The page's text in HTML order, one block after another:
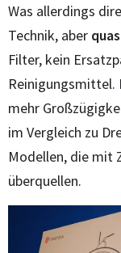
Was allerdings
Technik, aber
Filter, kein
Reinigungsmittel.
mehr
im Vergleich zu
Modellen, die mit
überquellen.